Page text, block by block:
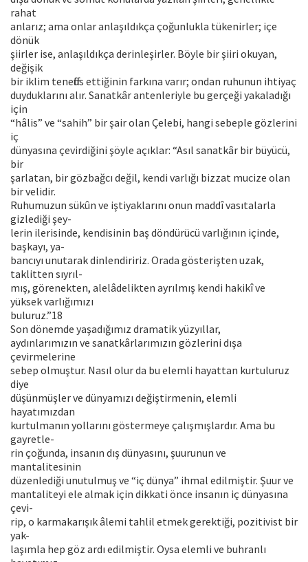
rahat
anlarız; ama onlar anlaşıldıkça çoğunlukla tükenirler; içe
dönük
şiirler ise, anlaşıldıkça derinleşirler. Böyle bir şiiri okuyan,
değişik
bir iklim teneffüs ettiğinin farkına varır; ondan ruhunun ihtiyaç
duyduklarını alır. Sanatkâr antenleriyle bu gerçeği yakaladığı
için
“hâlis” ve “sahih” bir şair olan Çelebi, hangi sebeple gözlerini
iç
dünyasına çevirdiğini şöyle açıklar: “Asıl sanatkâr bir büyücü,
bir
şarlatan, bir gözbağcı değil, kendi varlığı bizzat mucize olan
bir velidir.
Ruhumuzun sükûn ve iştiyaklarını onun maddî vasıtalarla
gizlediği şey-
lerin ilerisinde, kendisinin baş döndürücü varlığının içinde,
başkayı, ya-
bancıyı unutarak dinlendiririz. Orada gösterişten uzak,
taklitten sıyrıl-
mış, görenekten, alelâdelikten ayrılmış kendi hakikî ve
yüksek varlığımızı
buluruz.”18
Son dönemde yaşadığımız dramatik yüzyıllar,
aydınlarımızın ve sanatkârlarımızın gözlerini dışa
çevirmelerine
sebep olmuştur. Nasıl olur da bu elemli hayattan kurtuluruz
diye
düşünmüşler ve dünyamızı değiştirmenin, elemli
hayatımızdan
kurtulmanın yollarını göstermeye çalışmışlardır. Ama bu
gayretle-
rin çoğunda, insanın dış dünyasını, şuurunun ve
mantalitesinin
düzenlediği unutulmuş ve “iç dünya” ihmal edilmiştir. Şuur ve
mantaliteyi ele almak için dikkati önce insanın iç dünyasına
çevi-
rip, o karmakarışık âlemi tahlil etmek gerektiği, pozitivist bir
yak-
laşımla hep göz ardı edilmiştir. Oysa elemli ve buhranlı